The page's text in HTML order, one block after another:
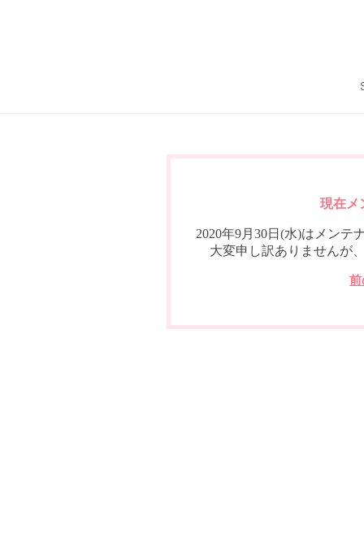
現在メ
2020年9月30日(水)はメンテ
大変申し訳ありませんが
前